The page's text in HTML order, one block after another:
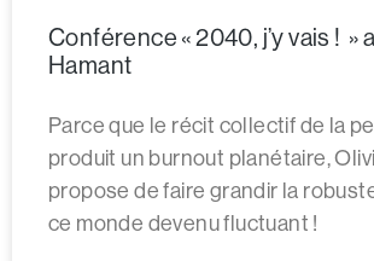
Conférence « 2040, j’y vais ! »
Hamant
Parce que le récit collectif de la
produit un burnout planétaire,
propose de faire grandir la
ce monde devenu fluctuant !